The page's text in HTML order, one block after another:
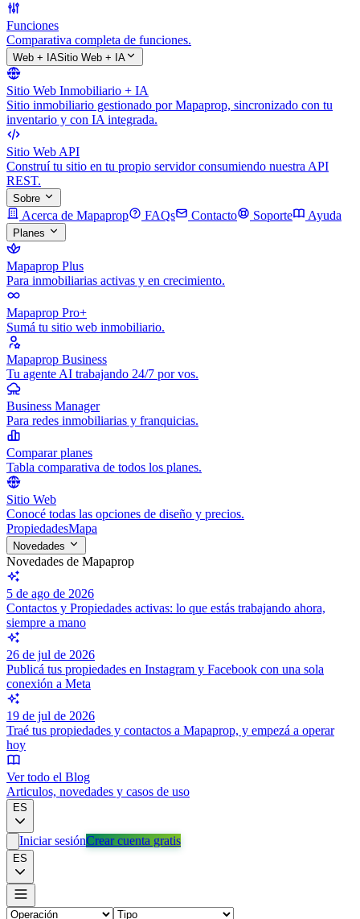
Funciones
Comparativa completa de funciones.
Web + IASitio Web + IA
Sitio Web Inmobiliario + IA
Sitio inmobiliario gestionado por Mapaprop, sincronizado con tu
inventario y con IA integrada.
Sitio Web API
Construí tu sitio en tu propio servidor consumiendo nuestra API
REST.
Sobre
Acerca de Mapaprop FAQs Contacto Soporte Ayuda
Planes
Mapaprop Plus
Para inmobiliarias activas y en crecimiento.
Mapaprop Pro+
Sumá tu sitio web inmobiliario.
Mapaprop Business
Tu agente AI trabajando 24/7 por vos.
Business Manager
Para redes inmobiliarias y franquicias.
Comparar planes
Tabla comparativa de todos los planes.
Sitio Web
Conocé todas las opciones de diseño y precios.
PropiedadesMapa
Novedades
Novedades de Mapaprop
5 de ago de 2026
Contactos y Propiedades activas: lo que estás trabajando ahora,
siempre a mano
26 de jul de 2026
Publicá tus propiedades en Instagram y Facebook con una sola
conexión a Meta
19 de jul de 2026
Traé tus propiedades y contactos a Mapaprop, y empezá a operar
hoy
Ver todo el Blog
Articulos, novedades y casos de uso
ES
Iniciar sesiónCrear cuenta gratis
ES